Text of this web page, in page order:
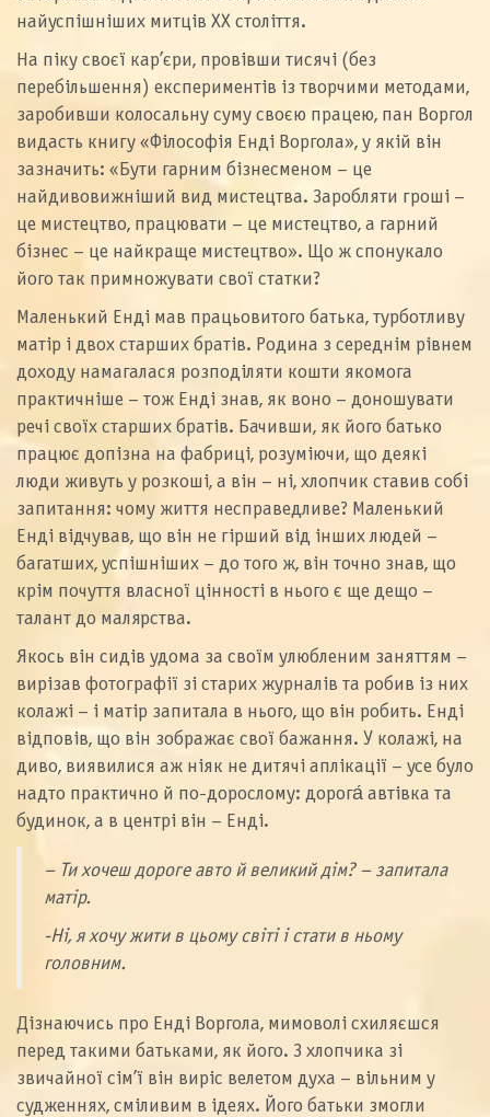
найуспішніших митців ХХ століття.
На піку своєї кар’єри, провівши тисячі (без
перебільшення) експериментів із творчими методами,
заробивши колосальну суму своєю працею, пан Воргол
видасть книгу «Філософія Енді Воргола», у якій він
зазначить: «Бути гарним бізнесменом – це
найдивовижніший вид мистецтва. Заробляти гроші –
це мистецтво, працювати – це мистецтво, а гарний
бізнес – це найкраще мистецтво». Що ж спонукало
його так примножувати свої статки?
Маленький Енді мав працьовитого батька, турботливу
матір і двох старших братів. Родина з середнім рівнем
доходу намагалася розподіляти кошти якомога
практичніше – тож Енді знав, як воно – доношувати
речі своїх старших братів. Бачивши, як його батько
працює допізна на фабриці, розуміючи, що деякі
люди живуть у розкоші, а він – ні, хлопчик ставив собі
запитання: чому життя несправедливе? Маленький
Енді відчував, що він не гірший від інших людей –
багатших, успішніших – до того ж, він точно знав, що
крім почуття власної цінності в нього є ще дещо –
талант до малярства.
Якось він сидів удома за своїм улюбленим заняттям –
вирізав фотографії зі старих журналів та робив із них
колажі – і матір запитала в нього, що він робить. Енді
відповів, що він зображає свої бажання. У колажі, на
диво, виявилися аж ніяк не дитячі аплікації – усе було
надто практично й по-дорослому: дорога́ автівка та
будинок, а в центрі він – Енді.
– Ти хочеш дороге авто й великий дім? – запитала
матір.
-Ні, я хочу жити в цьому світі і стати в ньому
головним.
Дізнаючись про Енді Воргола, мимоволі схиляєшся
перед такими батьками, як його. З хлопчика зі
звичайної сім’ї він виріс велетом духа – вільним у
судженнях, сміливим в ідеях. Його батьки змогли